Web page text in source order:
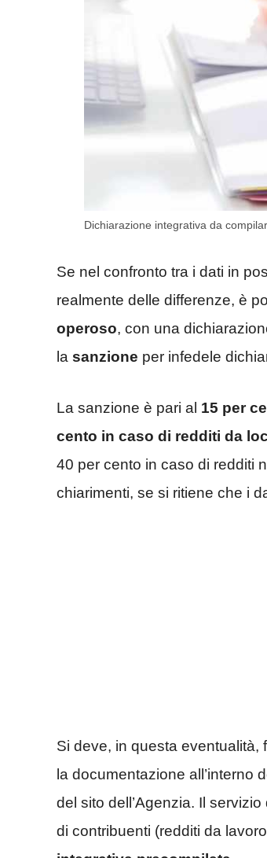
Dichiarazione integrativa da
Se nel confronto tra i dati in
realmente delle differenze, è
operoso, con una
la sanzione per infedele
La sanzione è pari al 15 per
cento in caso di redditi da
40 per cento in caso di redditi
chiarimenti, se si ritiene che i
Si deve, in questa eventualità,
la documentazione all’interno
del sito dell’Agenzia. Il
di contribuenti (redditi da